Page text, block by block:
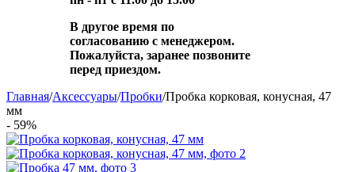
В другое время по
согласованию с менеджером.
Пожалуйста, заранее позвоните
перед приездом.
Главная/Аксессуары/Пробки/Пробка корковая, конусная, 47
мм
- 59%